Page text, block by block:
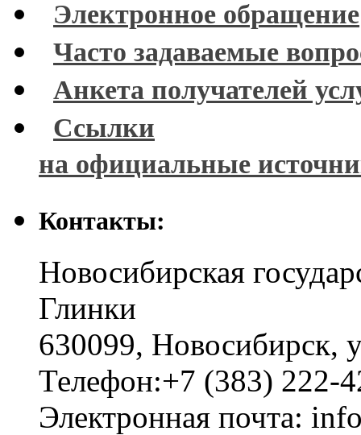
Электронное обращение
Часто задаваемые
Анкета получателей
Ссылки
на официальные
Контакты:
Новосибирская
Глинки
630099, Новосибирск,
Телефон:+7 (383) 222-
Электронная почта: